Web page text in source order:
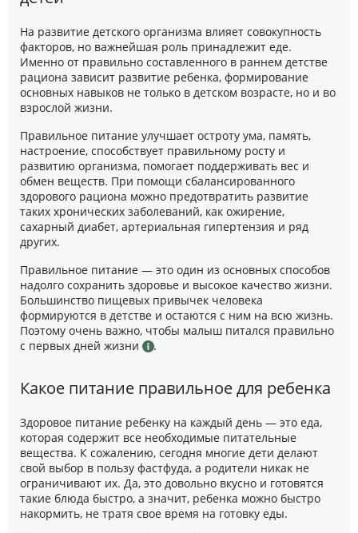
На развитие детского организма влияет совокупность
факторов, но важнейшая роль принадлежит еде.
Именно от правильно составленного в раннем детстве
рациона зависит развитие ребенка, формирование
основных навыков не только в детском возрасте, но и во
взрослой жизни.
Правильное питание улучшает остроту ума, память,
настроение, способствует правильному росту и
развитию организма, помогает поддерживать вес и
обмен веществ. При помощи сбалансированного
здорового рациона можно предотвратить развитие
таких хронических заболеваний, как ожирение,
сахарный диабет, артериальная гипертензия и ряд
других.
Правильное питание — это один из основных способов
надолго сохранить здоровье и высокое качество жизни.
Большинство пищевых привычек человека
формируются в детстве и остаются с ним на всю жизнь.
Поэтому очень важно, чтобы малыш питался правильно
с первых дней жизни
.
Какое питание правильное для ребенка
Здоровое питание ребенку на каждый день — это еда,
которая содержит все необходимые питательные
вещества. К сожалению, сегодня многие дети делают
свой выбор в пользу фастфуда, а родители никак не
ограничивают их. Да, это довольно вкусно и готовятся
такие блюда быстро, а значит, ребенка можно быстро
накормить, не тратя свое время на готовку еды.